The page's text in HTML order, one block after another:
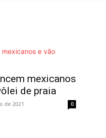
mexicanos
de praia
de 2021 0